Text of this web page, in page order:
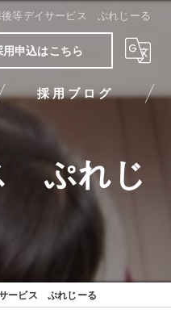
等デイサービス ぷれじーる
用申込はこちら
採用ブログ
ぷれじ
ービス ぷれじーる